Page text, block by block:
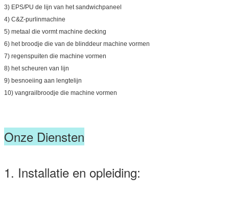
3) EPS/PU de lijn van het sandwichpaneel
4) C&Z-purlinmachine
5) metaal die vormt machine decking
6) het broodje die van de blinddeur machine vormen
7) regenspuiten die machine vormen
8) het scheuren van lijn
9) besnoeiing aan lengtelijn
10) vangrailbroodje die machine vormen
Onze Diensten
1. Installatie en opleiding: